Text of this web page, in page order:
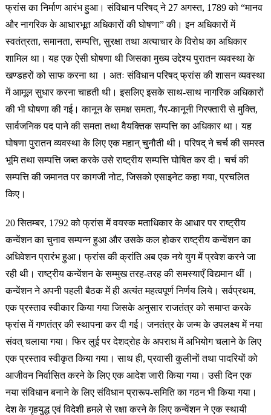
फ्रांस का निर्माण आरंभ हुआ। संविधान परिषद् ने 27 अगस्त, 1789 को “मानव
और नागरिक के आधारभूत अधिकारों की घोषणा” की। इन अधिकारों में
स्वतंत्रता, समानता, सम्पत्ति, सुरक्षा तथा अत्याचार के विरोध का अधिकार
शामिल था। यह एक ऐसी घोषणा थी जिसका मुख्य उद्देश्य पुरातन व्यवस्था के
खण्डहरों को साफ करना था । अतः संविधान परिषद् फ्रांस की शासन व्यवस्था
में आमूल सुधार करना चाहती थी। इसलिए इसके साथ-साथ नागरिक अधिकारों
की भी घोषणा की गई। कानून के समक्ष समता, गैर-कानूनी गिरफ्तारी से मुक्ति,
सार्वजनिक पद पाने की समता तथा वैयक्तिक सम्पत्ति का अधिकार था। यह
घोषणा पुरातन व्यवस्था के लिए एक महान् चुनौती थी। परिषद् ने चर्च की समस्त
भूमि तथा सम्पत्ति जब्त करके उसे राष्ट्रीय सम्पत्ति घोषित कर दी। चर्च की
सम्पत्ति की जमानत पर कागजी नोट, जिसको एसाइनेट कहा गया, प्रचलित
किए।
20 सितम्बर, 1792 को फ्रांस में वयस्क मताधिकार के आधार पर राष्ट्रीय
कन्वेंशन का चुनाव सम्पन्न हुआ और उसके कल होकर राष्ट्रीय कन्वेंशन का
अधिवेशन प्रारंभ हुआ। फ्रांस की क्रांति अब एक नये युग में प्रवेश करने जा
रही थी। राष्ट्रीय कन्वेंशन के सम्मुख तरह-तरह की समस्याएँ विद्यमान थीं ।
कन्वेंशन ने अपनी पहली बैठक में ही अत्यंत महत्वपूर्ण निर्णय लिये। सर्वप्रथम,
एक प्रस्ताव स्वीकार किया गया जिसके अनुसार राजतंत्र को समाप्त करके
फ्रांस में गणतंत्र की स्थापना कर दी गई। जनतंत्र के जन्म के उपलक्ष्य में नया
संवत् चलाया गया। फिर लुई पर देशद्रोह के अपराध में अभियोग चलाने के लिए
एक प्रस्ताव स्वीकृत किया गया। साथ ही, प्रवासी कुलीनों तथा पादरियों को
आजीवन निर्वासित करने के लिए एक आदेश जारी किया गया। उसी दिन एक
नया संविधान बनाने के लिए संविधान प्रारूप-समिति का गठन भी किया गया।
देश के गृहयुद्ध एवं विदेशी हमले से रक्षा करने के लिए कन्वेंशन ने एक स्थायी